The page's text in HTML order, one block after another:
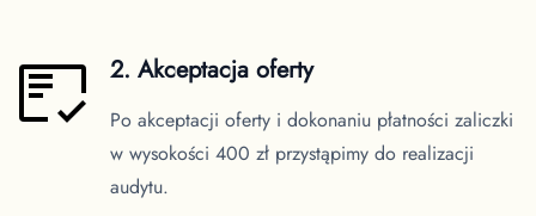
2. Akceptacja oferty
Po akceptacji oferty i dokonaniu płatności zaliczki
w wysokości 400 zł przystąpimy do realizacji
audytu.